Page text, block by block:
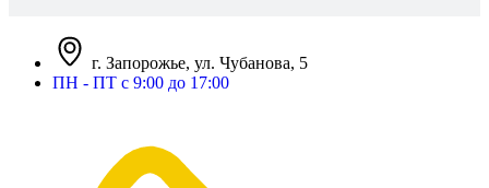
г. Запорожье, ул. Чубанова, 5
ПН - ПТ с 9:00 до 17:00